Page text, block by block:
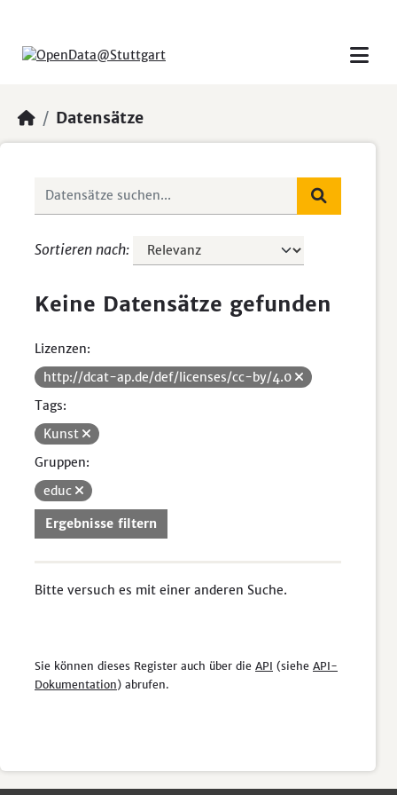
Datensätze
Sortieren nach
Keine Datensätze gefunden
Lizenzen:
http://dcat-ap.de/def/licenses/cc-by/4.0
Tags:
Kunst
Gruppen:
educ
Ergebnisse filtern
Bitte versuch es mit einer anderen Suche.
Sie können dieses Register auch über die API (siehe API-
Dokumentation) abrufen.